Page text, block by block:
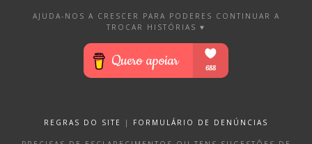
AJUDA-NOS A CRESCER PARA PODERES CONTINUAR A
TROCAR HISTÓRIAS ♥
REGRAS DO SITE | FORMULÁRIO DE DENÚNCIAS